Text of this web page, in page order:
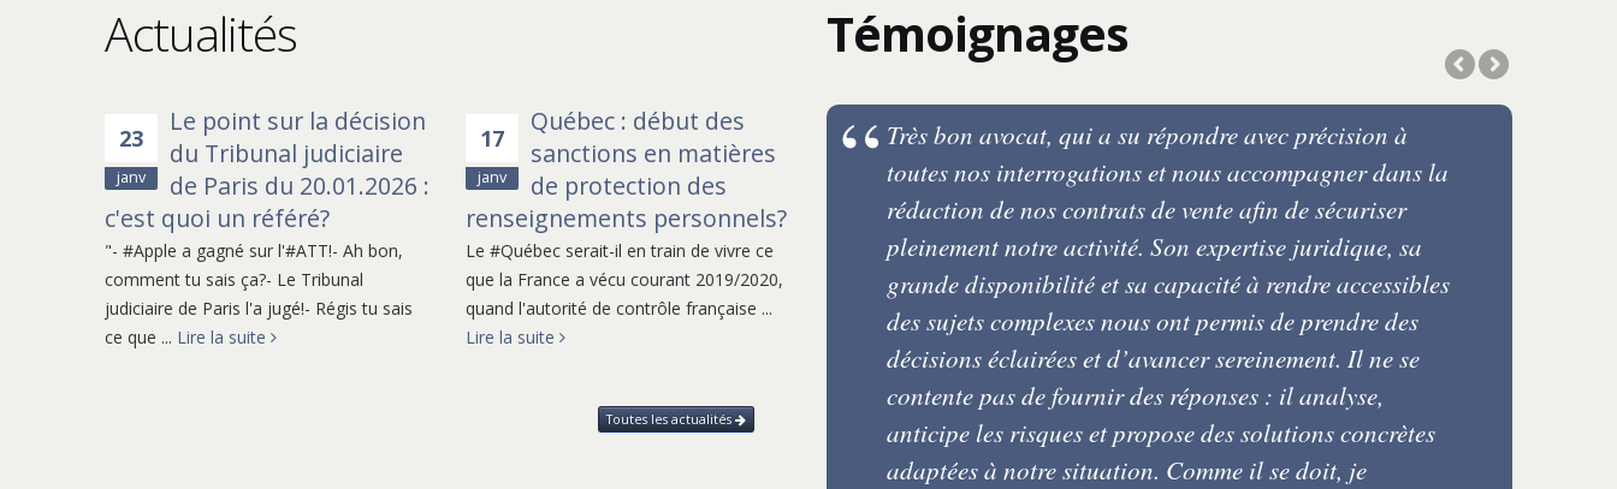
Actualités
23
janv
Le point sur la décision
du Tribunal judiciaire
de Paris du 20.01.2026 :
c'est quoi un référé?
"- #Apple a gagné sur l'#ATT!- Ah bon,
comment tu sais ça?- Le Tribunal
judiciaire de Paris l'a jugé!- Régis tu sais
ce que ... Lire la suite
17
janv
Québec : début des
sanctions en matières
de protection des
renseignements personnels?
Le #Québec serait-il en train de vivre ce
que la France a vécu courant 2019/2020,
quand l'autorité de contrôle française ...
Lire la suite
Toutes les actualités
Témoignages
Christophe nous a accompagné pendant un an sur
Meeriad, pendant l'année de création de l'entreprise. Il
ne s'est pas ennuyé avec nous mais était toujours
disponible et réactif. Je recommande !
Théo Pascard
Très bon avocat, qui a su répondre avec précision à
toutes nos interrogations et nous accompagner dans la
rédaction de nos contrats de vente afin de sécuriser
pleinement notre activité. Son expertise juridique, sa
grande disponibilité et sa capacité à rendre accessibles
des sujets complexes nous ont permis de prendre des
décisions éclairées et d’avancer sereinement. Il ne se
contente pas de fournir des réponses : il analyse,
anticipe les risques et propose des solutions concrètes
adaptées à notre situation. Comme il se doit, je